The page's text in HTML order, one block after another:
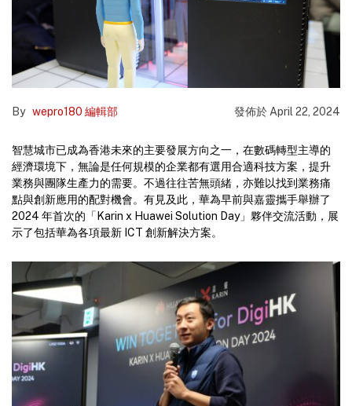
By wepro180 編輯部 發佈於 April 22, 2024
智慧城市已成為香港未來的主要發展方向之一，在數碼轉型主導的
經濟環境下，無論是任何規模的企業都有選用合適科技方案，提升
業務與團隊生產力的需要。不過往往苦無頭緒，亦難以找到業務痛
點與創新應用的配對機會。有見及此，華為早前與嘉靈攜手舉辦了
2024 年首次的「Karin x Huawei Solution Day」夥伴交流活動，展
示了包括華為各項最新 ICT 創新解決方案。